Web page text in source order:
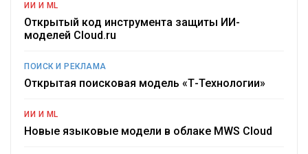
ИИ И ML
Открытый код инструмента защиты ИИ-
моделей Cloud.ru
ПОИСК И РЕКЛАМА
Открытая поисковая модель «Т-Технологии»
ИИ И ML
Новые языковые модели в облаке MWS Cloud